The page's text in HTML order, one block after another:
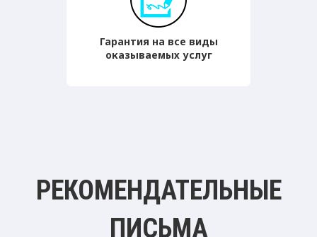
Гарантия на все виды
оказываемых услуг
РЕКОМЕНДАТЕЛЬНЫЕ
ПИСЬМА